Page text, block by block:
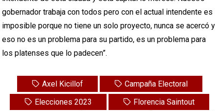
gobernador trabaja con todos pero con el actual intendente es
imposible porque no tiene un solo proyecto, nunca se acercó y
eso no es un problema para su partido, es un problema para
los platenses que lo padecen”.
Axel Kicillof
Campaña Electoral
Elecciones 2023
Florencia Saintout